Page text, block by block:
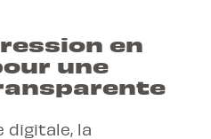
en
une
digitale, la